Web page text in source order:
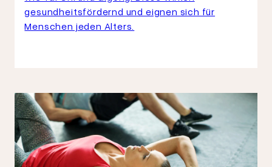
gesundheitsfördernd und eignen sich für
Menschen jeden Alters.